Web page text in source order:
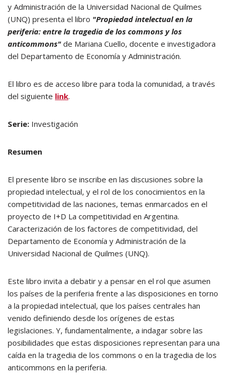
y Administración de la Universidad Nacional de Quilmes
(UNQ) presenta el libro "Propiedad intelectual en la
periferia: entre la tragedia de los commons y los
anticommons" de Mariana Cuello, docente e investigadora
del Departamento de Economía y Administración.
El libro es de acceso libre para toda la comunidad, a través
del siguiente link.
Serie: Investigación
Resumen
El presente libro se inscribe en las discusiones sobre la
propiedad intelectual, y el rol de los conocimientos en la
competitividad de las naciones, temas enmarcados en el
proyecto de I+D La competitividad en Argentina.
Caracterización de los factores de competitividad, del
Departamento de Economía y Administración de la
Universidad Nacional de Quilmes (UNQ).
Este libro invita a debatir y a pensar en el rol que asumen
los países de la periferia frente a las disposiciones en torno
a la propiedad intelectual, que los países centrales han
venido definiendo desde los orígenes de estas
legislaciones. Y, fundamentalmente, a indagar sobre las
posibilidades que estas disposiciones representan para una
caída en la tragedia de los commons o en la tragedia de los
anticommons en la periferia.